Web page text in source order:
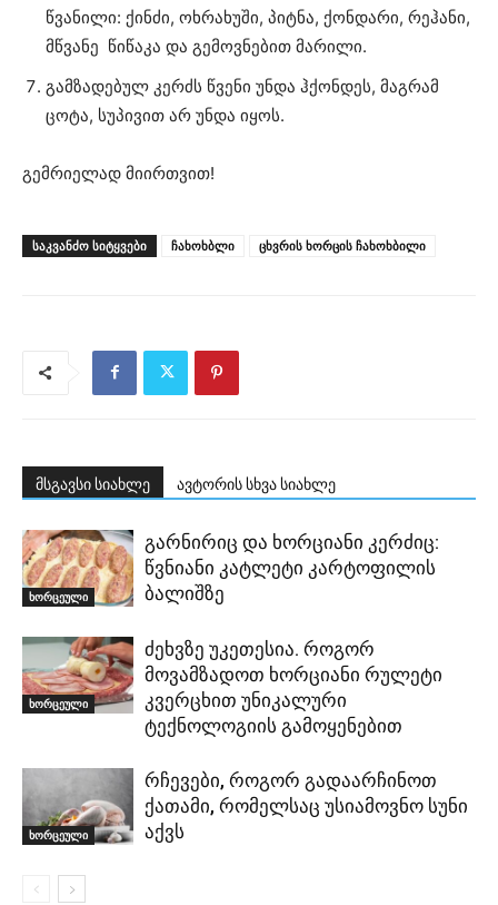
წვანილი: ქინძი, ოხრახუში, პიტნა, ქონდარი, რეჰანი,
მწვანე წიწაკა და გემოვნებით მარილი.
გამზადებულ კერძს წვენი უნდა ჰქონდეს, მაგრამ
ცოტა, სუპივით არ უნდა იყოს.
გემრიელად მიირთვით!
ᲡᲐᲙᲕᲐᲜᲫᲝ ᲡᲘᲢᲧᲕᲔᲑᲘ ჩახოხბლი ცხვრის ხორცის ჩახოხბილი
მსგავსი სიახლე ავტორის სხვა სიახლე
ხორცეული
გარნირიც და ხორციანი კერძიც:
წვნიანი კატლეტი კარტოფილის
ბალიშზე
ხორცეული
ძეხვზე უკეთესია. როგორ
მოვამზადოთ ხორციანი რულეტი
კვერცხით უნიკალური
ტექნოლოგიის გამოყენებით
ხორცეული
რჩევები, როგორ გადაარჩინოთ
ქათამი, რომელსაც უსიამოვნო სუნი
აქვს